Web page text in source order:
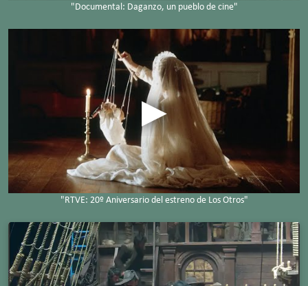
"Documental: Daganzo, un pueblo de cine"
"RTVE: 20º Aniversario del estreno de Los Otros"